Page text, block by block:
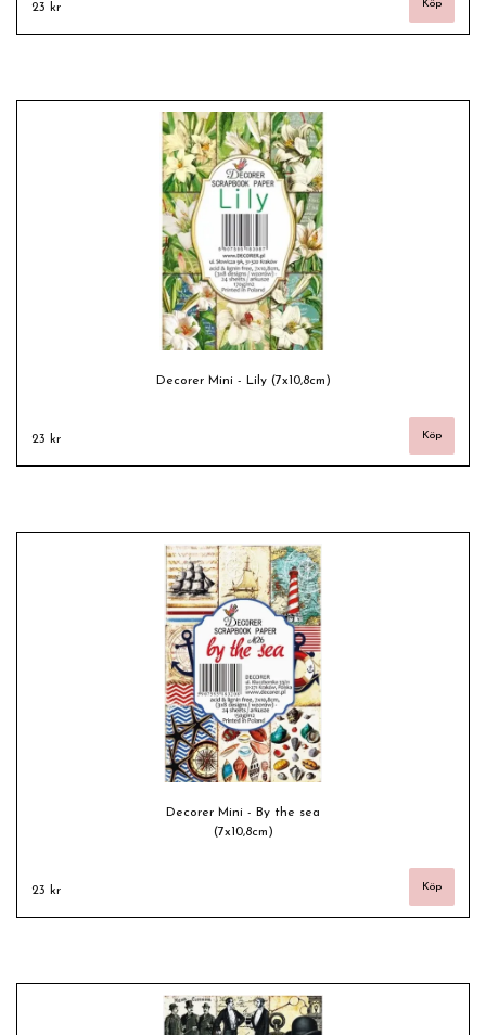
23 kr
Decorer Mini - Lily (7x10,8cm)
23 kr
Decorer Mini - By the sea
(7x10,8cm)
23 kr